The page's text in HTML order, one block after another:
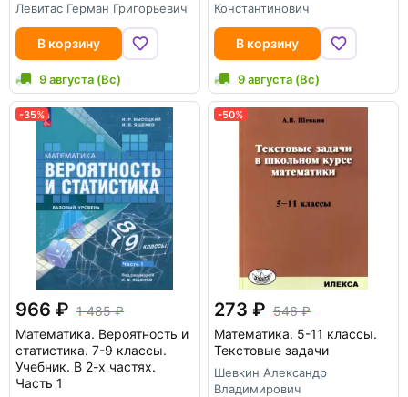
Левитас Герман Григорьевич
В корзину
9 августа (Вс)
Константинович
В корзину
9 августа (Вс)
-35%
966
1 485
Математика. Вероятность и
статистика. 7-9 классы.
Учебник. В 2-х частях.
Часть 1
-50%
273
546
Математика. 5-11 классы.
Текстовые задачи
Шевкин Александр
Владимирович